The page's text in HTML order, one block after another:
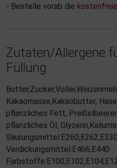
- Bestelle vorab die
Zutaten/Allergene
Füllung
Kakaomasse,Kakaobutter,
pflanzliches Fett,
pflanzliches Öl,
Säurungsmittel:E260,E262,E330
Verdickungsmittel:E466,E440